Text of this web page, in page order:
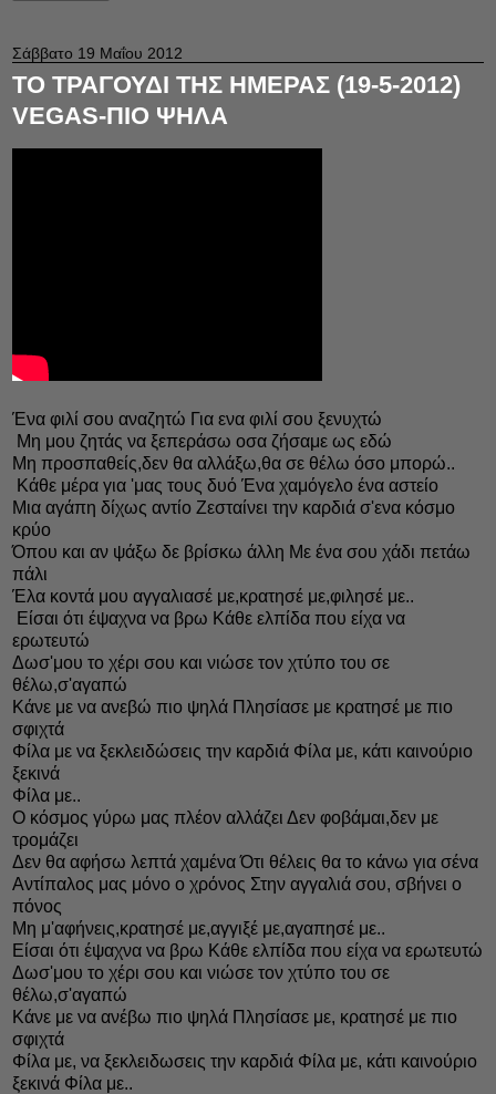
Σάββατο 19 Μαΐου 2012
ΤΟ ΤΡΑΓΟΥΔΙ ΤΗΣ ΗΜΕΡΑΣ (19-5-2012)
VEGAS-ΠΙΟ ΨΗΛΑ
Ένα φιλί σου αναζητώ Για ενα φιλί σου ξενυχτώ
Μη μου ζητάς να ξεπεράσω οσα ζήσαμε ως εδώ
Μη προσπαθείς,δεν θα αλλάξω,θα σε θέλω όσο μπορώ..
Κάθε μέρα για 'μας τους δυό Ένα χαμόγελο ένα αστείο
Μια αγάπη δίχως αντίο Ζεσταίνει την καρδιά σ'ενα κόσμο
κρύο
Όπου και αν ψάξω δε βρίσκω άλλη Με ένα σου χάδι πετάω
πάλι
Έλα κοντά μου αγγαλιασέ με,κρατησέ με,φιλησέ με..
Είσαι ότι έψαχνα να βρω Κάθε ελπίδα που είχα να
ερωτευτώ
Δωσ'μου το χέρι σου και νιώσε τον χτύπο του σε
θέλω,σ'αγαπώ
Κάνε με να ανεβώ πιο ψηλά Πλησίασε με κρατησέ με πιο
σφιχτά
Φίλα με να ξεκλειδώσεις την καρδιά Φίλα με, κάτι καινούριο
ξεκινά
Φίλα με..
Ο κόσμος γύρω μας πλέον αλλάζει Δεν φοβάμαι,δεν με
τρομάζει
Δεν θα αφήσω λεπτά χαμένα Ότι θέλεις θα το κάνω για σένα
Αντίπαλος μας μόνο ο χρόνος Στην αγγαλιά σου, σβήνει ο
πόνος
Μη μ'αφήνεις,κρατησέ με,αγγιξέ με,αγαπησέ με..
Είσαι ότι έψαχνα να βρω Κάθε ελπίδα που είχα να ερωτευτώ
Δωσ'μου το χέρι σου και νιώσε τον χτύπο του σε
θέλω,σ'αγαπώ
Κάνε με να ανέβω πιο ψηλά Πλησίασε με, κρατησέ με πιο
σφιχτά
Φίλα με, να ξεκλειδωσεις την καρδιά Φίλα με, κάτι καινούριο
ξεκινά Φίλα με..